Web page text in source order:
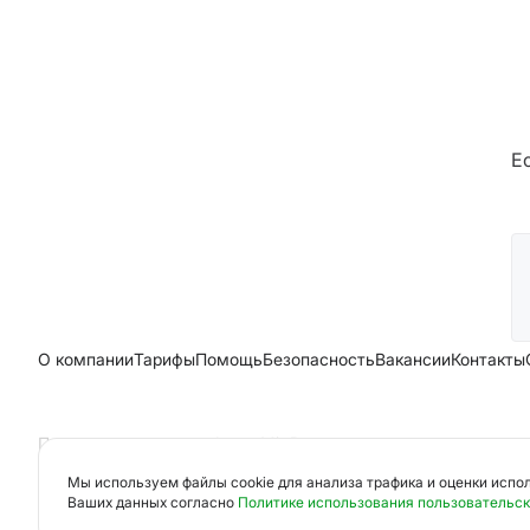
О компанииТарифыПомощьБезопасностьВакансииКонтакты
Полезные материалыАкцииМir Pay
Мы используем файлы cookie для анализа трафика и оценки
Ваших данных согласно Политике использования